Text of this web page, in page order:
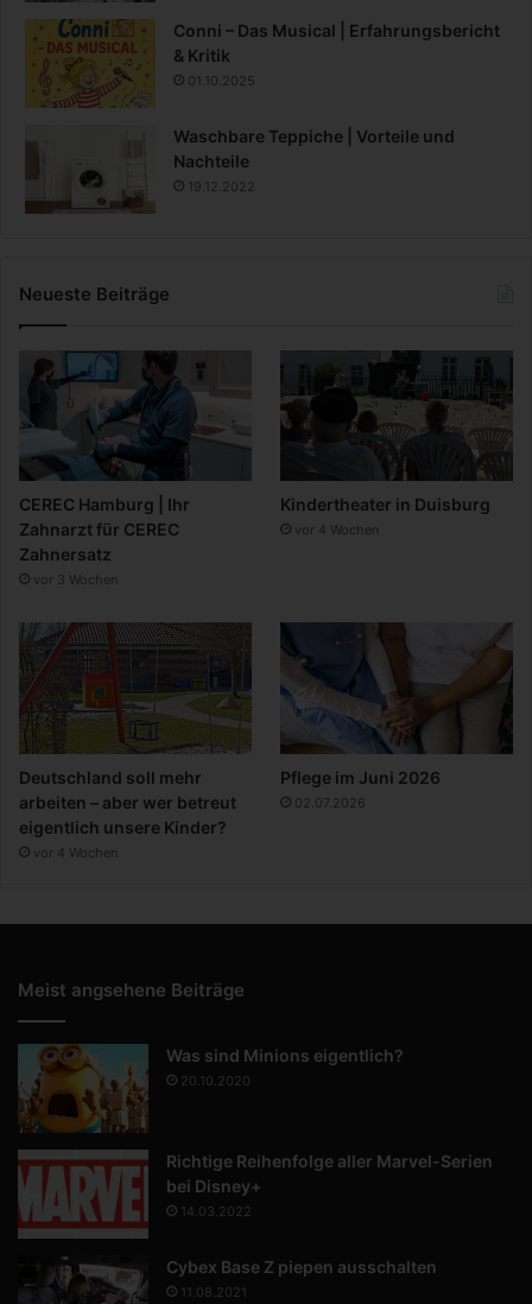
Conni – Das Musical | Erfahrungsbericht
& Kritik
01.10.2025
Waschbare Teppiche | Vorteile und
Nachteile
19.12.2022
Neueste Beiträge
CEREC Hamburg | Ihr
Zahnarzt für CEREC
Zahnersatz
vor 3 Wochen
Kindertheater in Duisburg
vor 4 Wochen
Deutschland soll mehr
arbeiten – aber wer betreut
eigentlich unsere Kinder?
vor 4 Wochen
Pflege im Juni 2026
02.07.2026
Meist angsehene Beiträge
Was sind Minions eigentlich?
20.10.2020
Richtige Reihenfolge aller Marvel-Serien
bei Disney+
14.03.2022
Cybex Base Z piepen ausschalten
11.08.2021